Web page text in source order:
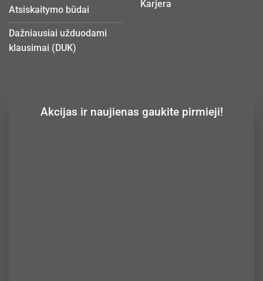
Atsiskaitymo būdai
Dažniausiai užduodami
klausimai (DUK)
Karjera
Akcijas ir naujienas gaukite pirmieji!